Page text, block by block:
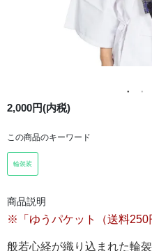
2,000円(内税)
この商品のキーワード
輪袈裟
商品説明
※「ゆうパケット（送料250
般若心経が織り込まれた輪袈